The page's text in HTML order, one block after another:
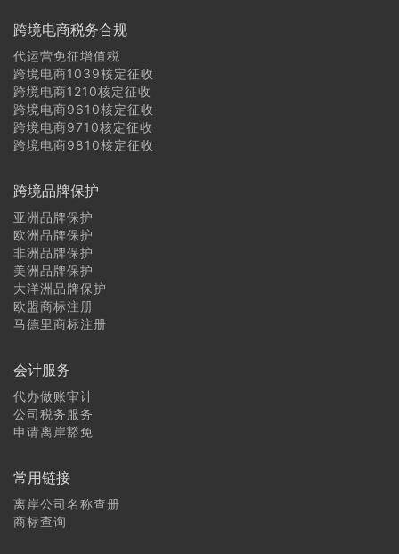
跨境电商税务合规
代运营免征增值税
跨境电商1039核定征收
跨境电商1210核定征收
跨境电商9610核定征收
跨境电商9710核定征收
跨境电商9810核定征收
跨境品牌保护
亚洲品牌保护
欧洲品牌保护
非洲品牌保护
美洲品牌保护
大洋洲品牌保护
欧盟商标注册
马德里商标注册
会计服务
代办做账审计
公司税务服务
申请离岸豁免
常用链接
离岸公司名称查册
商标查询